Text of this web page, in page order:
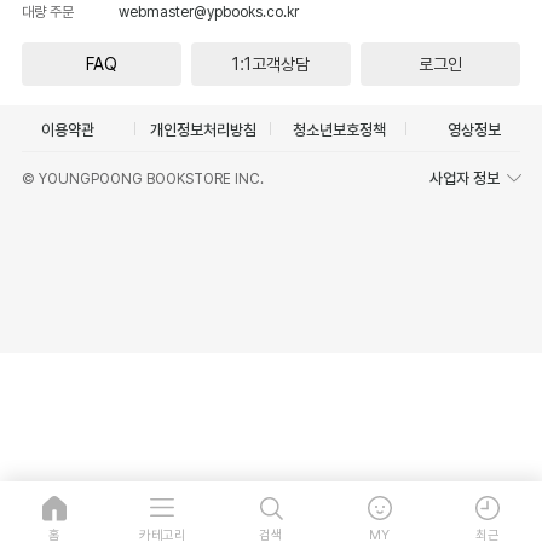
대량 주문
webmaster@ypbooks.co.kr
FAQ 1:1고객상담 로그인
이용약관 개인정보처리방침 청소년보호정책 영상정보
© YOUNGPOONG BOOKSTORE INC. 사업자 정보
홈 카테고리 검색 MY 최근